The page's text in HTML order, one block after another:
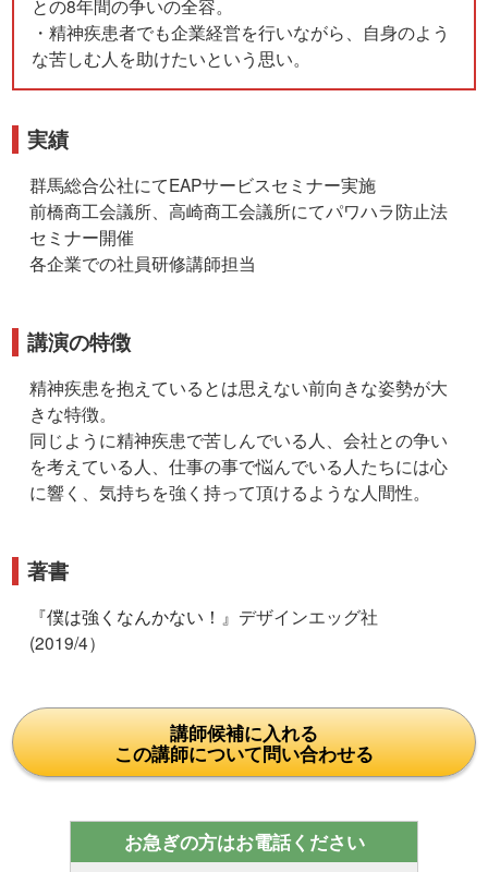
との8年間の争いの全容。
・精神疾患者でも企業経営を行いながら、自身のよう
な苦しむ人を助けたいという思い。
実績
群馬総合公社にてEAPサービスセミナー実施
前橋商工会議所、高崎商工会議所にてパワハラ防止法
セミナー開催
各企業での社員研修講師担当
講演の特徴
精神疾患を抱えているとは思えない前向きな姿勢が大
きな特徴。
同じように精神疾患で苦しんでいる人、会社との争い
を考えている人、仕事の事で悩んでいる人たちには心
に響く、気持ちを強く持って頂けるような人間性。
著書
『僕は強くなんかない！ 』デザインエッグ社
(2019/4）
講師候補に入れる
この講師について問い合わせる
お急ぎの方はお電話ください